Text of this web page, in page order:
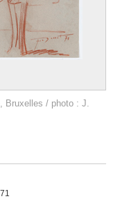
Bruxelles / photo : J.